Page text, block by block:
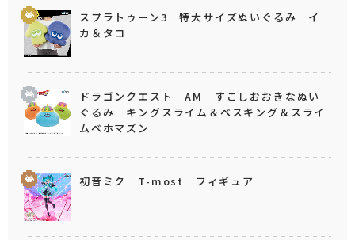
スプラトゥーン3 特大サイズぬいぐるみ イ
カ＆タコ
ドラゴンクエスト AM すこしおおきなぬい
ぐるみ キングスライム＆ベスキング＆スライ
ムベホマズン
初音ミク T-most フィギュア